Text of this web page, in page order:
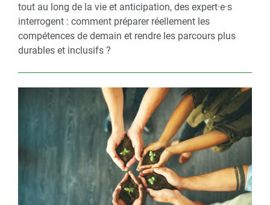
tout au long de la vie et anticipation, des expert·e·s
interrogent : comment préparer réellement les
compétences de demain et rendre les parcours plus
durables et inclusifs ?